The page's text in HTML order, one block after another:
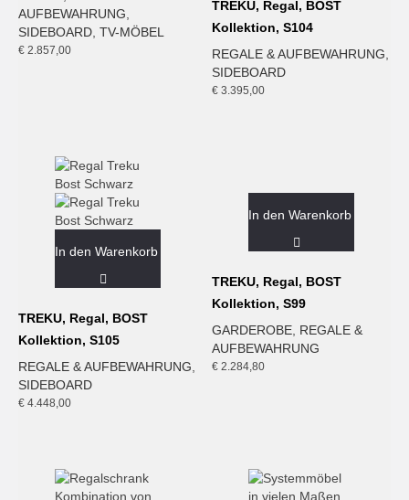
AUFBEWAHRUNG
SIDEBOARD TV-MÖBEL
€ 2.857,00
TREKU, Regal, BOST
Kollektion, S104
REGALE & AUFBEWAHRUNG
SIDEBOARD
€ 3.395,00
In den Warenkorb
TREKU, Regal, BOST
Kollektion, S105
REGALE & AUFBEWAHRUNG
SIDEBOARD
€ 4.448,00
In den Warenkorb
TREKU, Regal, BOST
Kollektion, S99
GARDEROBE REGALE &
AUFBEWAHRUNG
€ 2.284,80